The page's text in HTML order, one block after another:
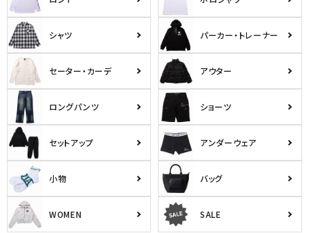
シャツ パーカー・トレーナー
セーター・カーデ アウター
ロングパンツ ショーツ
セットアップ アンダーウェア
小物 バッグ
WOMEN SALE